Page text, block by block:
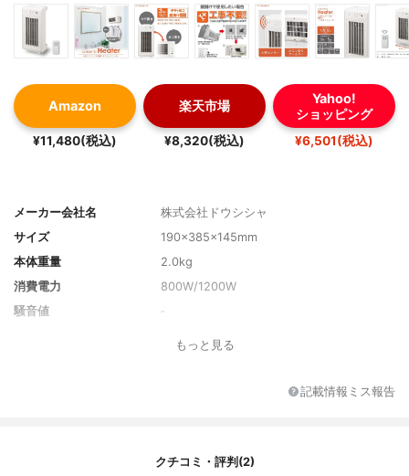
Amazon
¥11,480(税込)
楽天市場
¥8,320(税込)
Yahoo!
ショッピング
¥6,501(税込)
メーカー会社名
株式会社ドウシシャ
サイズ
190×385×145mm
本体重量
2.0kg
消費電力
800W/1200W
騒音値
約27円～役32円
リモコン付属、小型
もっと見る
記載情報ミス報告
クチコミ・評判(2)